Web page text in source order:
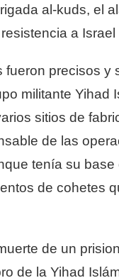
al-kuds, el
a
precisos y
militante Yihad
sitios de
de las
tenía su base
de cohetes
de un
de la Yihad